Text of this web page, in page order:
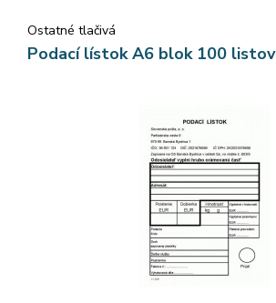
Ostatné tlačivá
Podací lístok A6 blok 100 listov